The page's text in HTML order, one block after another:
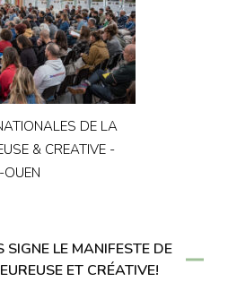
DE LA
& CREATIVE -
SIGNE LE MANIFESTE DE
ET CRÉATIVE!